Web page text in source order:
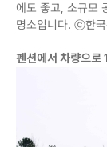
에도 좋고, 소규모
명소입니다. ⓒ한
펜션에서 차량으로